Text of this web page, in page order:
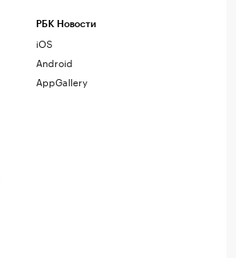
РБК Новости
iOS
Android
AppGallery